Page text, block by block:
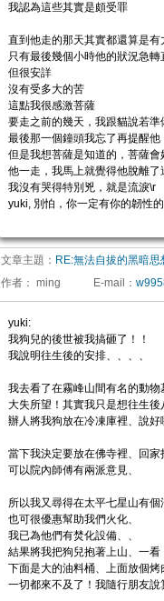
我認為這些其實是頗受罪
直到他走的那天其實都還算是有
只有最後幾個小時他的狀況急轉
但很安詳
沒有受多大的苦
這點我很感激菩薩
要走之前的幾天，我跟貓說若
最後那一個鐘頭我忘了再提醒他
但是我想菩薩是知道的，菩薩會
他一走，我馬上就覺得他脫離
我沒有哭得特別兇，就是流淚\r
yuki, 別怕，你一定有你的韌性的
文章主題： RE:無法自拔的黑暗思
作者： ming E-mail ：
yuki:
我狗兒的後世被我搞砸了！！
我說明往生後的安排、、、、
我去看了在霧峰山間有名的動物
大失所望！其實我只是想往生
辦人將我狗放在冷凍庫裡、說
當下我決定要放在佛寺裡、回
可以院內師傅有兩派意見、
所以我又尋得在太平七星山有
也可很優惠幫助我們火化、
我已為他們有焚化設備、、
結果將我把狗兒抱著上山、一看
下面是大的油料桶、上面放個
一切都來不及了！我隨行朋友說